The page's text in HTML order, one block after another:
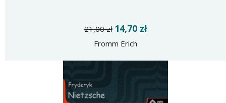
21,00 zł 14,70 zł
Fromm Erich